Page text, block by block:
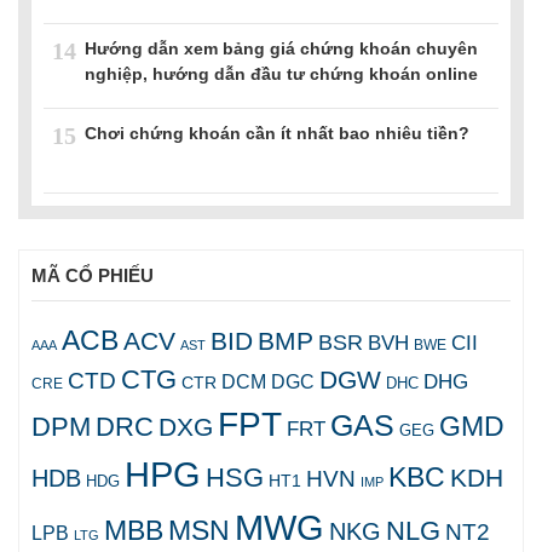
14 Hướng dẫn xem bảng giá chứng khoán chuyên
nghiệp, hướng dẫn đầu tư chứng khoán online
15 Chơi chứng khoán cần ít nhất bao nhiêu tiền?
MÃ CỔ PHIẾU
AAA ACB ACV AST BID BMP BSR BVH BWE CII
CRE CTD CTG CTR DCM DGC DGW DHC DHG
DPM DRC DXG FPT FRT GAS GEG GMD
HDB HDG HPG HSG HT1 HVN IMP KBC KDH
LPB LTG MBBMSN MWG NKG NLG NT2